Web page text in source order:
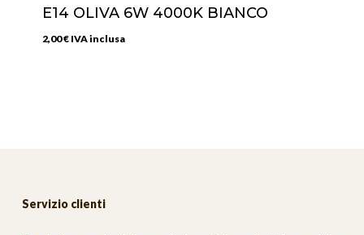
E14 OLIVA 6W 4000K BIANCO
2,00€ IVA inclusa
Servizio clienti